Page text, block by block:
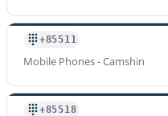
+85511
Mobile Phones - Camshin
+85518